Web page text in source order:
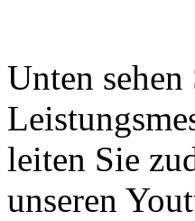
Unten
leiten Sie
unseren